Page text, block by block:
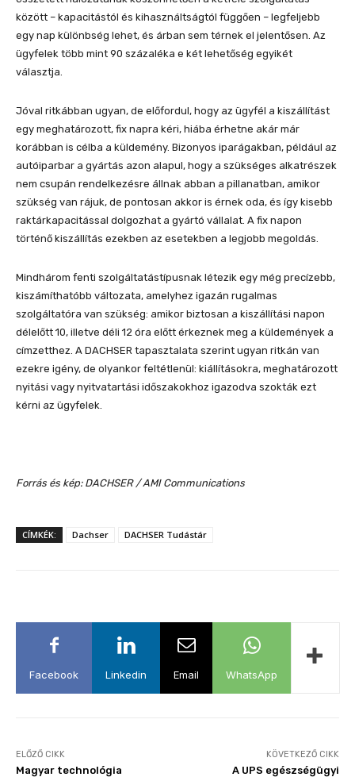
között – kapacitástól és kihasználtságtól függően – legfeljebb
egy nap különbség lehet, és árban sem térnek el jelentősen. Az
ügyfelek több mint 90 százaléka e két lehetőség egyikét
választja.
Jóval ritkábban ugyan, de előfordul, hogy az ügyfél a kiszállítást
egy meghatározott, fix napra kéri, hiába érhetne akár már
korábban is célba a küldemény. Bizonyos iparágakban, például az
autóiparbar a gyártás azon alapul, hogy a szükséges alkatrészek
nem csupán rendelkezésre állnak abban a pillanatban, amikor
szükség van rájuk, de pontosan akkor is érnek oda, és így kisebb
raktárkapacitással dolgozhat a gyártó vállalat. A fix napon
történő kiszállítás ezekben az esetekben a legjobb megoldás.
Mindhárom fenti szolgáltatástípusnak létezik egy még precízebb,
kiszámíthatóbb változata, amelyhez igazán rugalmas
szolgáltatóra van szükség: amikor biztosan a kiszállítási napon
délelőtt 10, illetve déli 12 óra előtt érkeznek meg a küldemények a
címzetthez. A DACHSER tapasztalata szerint ugyan ritkán van
ezekre igény, de olyankor feltétlenül: kiállításokra, meghatározott
nyitási vagy nyitvatartási időszakokhoz igazodva szokták ezt
kérni az ügyfelek.
Forrás és kép: DACHSER / AMI Communications
CÍMKÉK: Dachser DACHSER Tudástár
Facebook Linkedin Email WhatsApp
ELŐZŐ CIKK
Magyar technológia
KÖVETKEZŐ CIKK
A UPS egészségügyi